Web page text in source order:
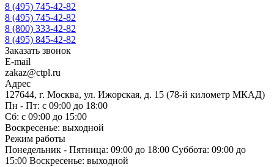
8 (495) 745-42-82
8 (495) 745-42-82
8 (800) 333-42-82
8 (495) 845-42-82
Заказать звонок
E-mail
zakaz@ctpl.ru
Адрес
127644, г. Москва, ул. Ижорская, д. 15 (78-й километр МКАД)
Пн - Пт: с 09:00 до 18:00
Сб: с 09:00 до 15:00
Воскресенье: выходной
Режим работы
Понедельник - Пятница: 09:00 до 18:00 Суббота: 09:00 до
15:00 Воскресенье: выходной